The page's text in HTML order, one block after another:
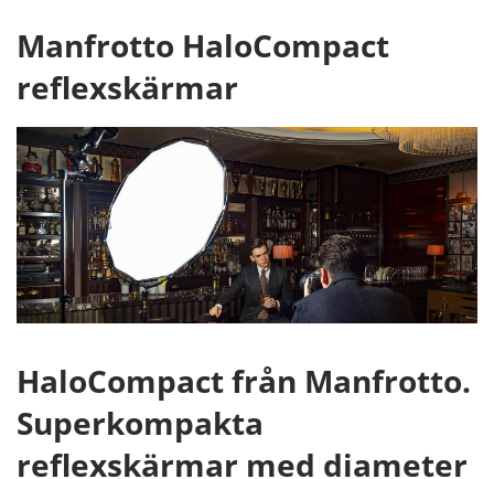
Manfrotto HaloCompact
reflexskärmar
HaloCompact från Manfrotto.
Superkompakta
reflexskärmar med diameter